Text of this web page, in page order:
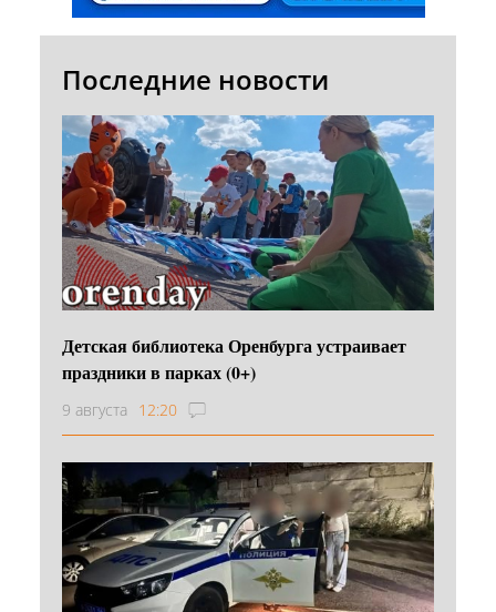
Последние новости
Детская библиотека Оренбурга устраивает
праздники в парках (0+)
9 августа 12:20